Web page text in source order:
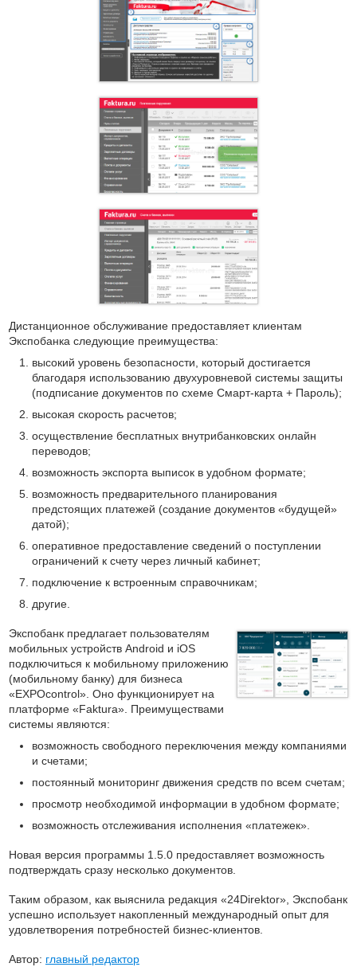
Дистанционное обслуживание предоставляет клиентам
Экспобанка следующие преимущества:
высокий уровень безопасности, который достигается
благодаря использованию двухуровневой системы защиты
(подписание документов по схеме Смарт-карта + Пароль);
высокая скорость расчетов;
осуществление бесплатных внутрибанковских онлайн
переводов;
возможность экспорта выписок в удобном формате;
возможность предварительного планирования
предстоящих платежей (создание документов «будущей»
датой);
оперативное предоставление сведений о поступлении
ограничений к счету через личный кабинет;
подключение к встроенным справочникам;
другие.
Экспобанк предлагает пользователям
мобильных устройств Android и iOS
подключиться к мобильному приложению
(мобильному банку) для бизнеса
«EXPOcontrol». Оно функционирует на
платформе «Faktura». Преимуществами
системы являются:
возможность свободного переключения между компаниями
и счетами;
постоянный мониторинг движения средств по всем счетам;
просмотр необходимой информации в удобном формате;
возможность отслеживания исполнения «платежек».
Новая версия программы 1.5.0 предоставляет возможность
подтверждать сразу несколько документов.
Таким образом, как выяснила редакция «24Direktor», Экспобанк
успешно использует накопленный международный опыт для
удовлетворения потребностей бизнес-клиентов.
Автор: главный редактор